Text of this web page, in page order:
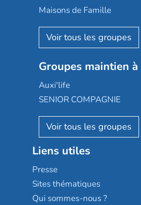
Happy Senior
Aquarelia
Nexity edenea
Les jardins d'Arcadie
Occitalia
Appartseniors
Reseda
Stella management
Les villages d'or
Sérénys
Résidences services Villa
Maisons de Famille
Korian
Emera
Groupe SOS
Le Noble Âge
Almage
Résidalya
Groupe aplus
Groupes maintien
Auxi'life
SENIOR COMPAGNIE
AGE D'OR Services
Liens utiles
Presse
Sites thématiques
Qui sommes-nous ?